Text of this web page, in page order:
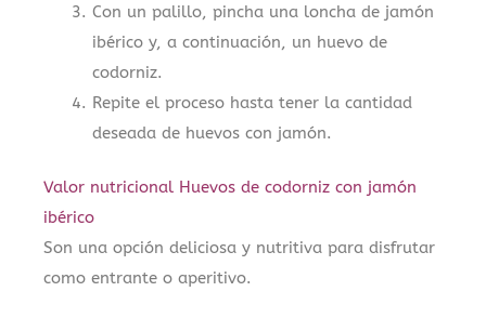
Con un palillo, pincha una loncha de jamón
ibérico y, a continuación, un huevo de
codorniz.
Repite el proceso hasta tener la cantidad
deseada de huevos con jamón.
Valor nutricional Huevos de codorniz con jamón
ibérico
Son una opción deliciosa y nutritiva para disfrutar
como entrante o aperitivo.